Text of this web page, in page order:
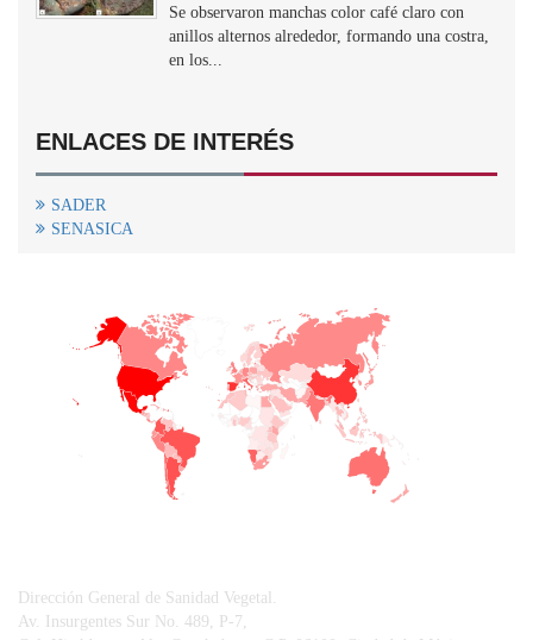
Se observaron manchas color café claro con
anillos alternos alrededor, formando una costra,
en los...
ENLACES DE INTERÉS
SADER
SENASICA
Dirección General de Sanidad Vegetal.
Av. Insurgentes Sur No. 489, P-7,